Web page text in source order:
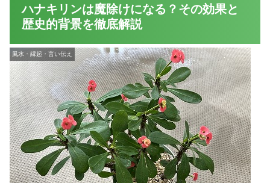
ハナキリンは魔除けになる？その効果と
歴史的背景を徹底解説
風水・縁起・言い伝え